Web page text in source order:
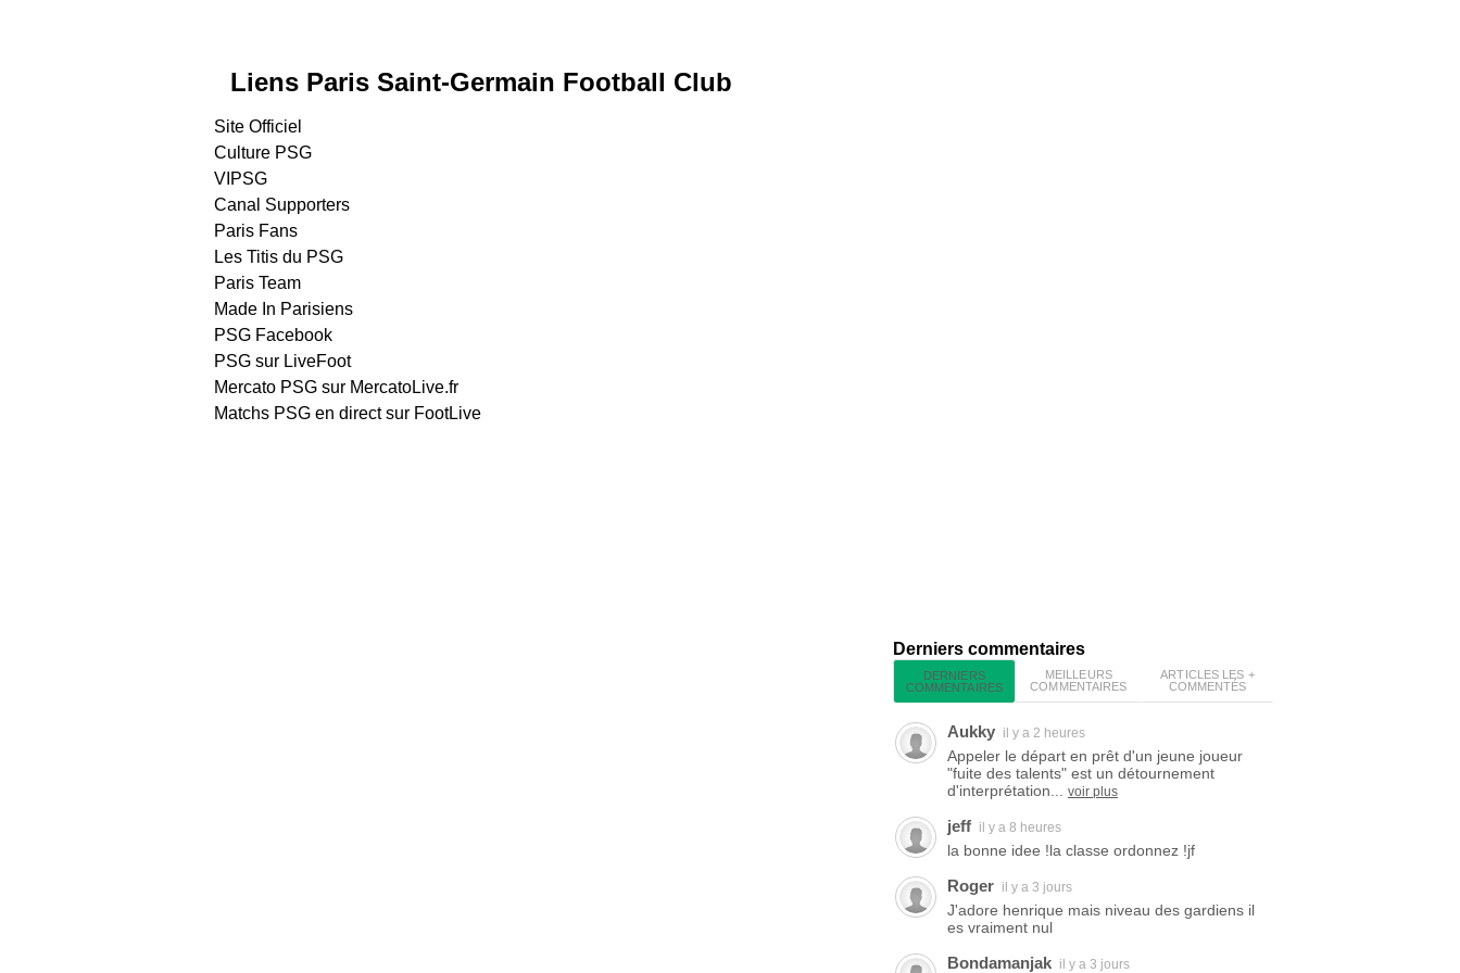
Liens Paris Saint-Germain Football Club
Site Officiel
Culture PSG
VIPSG
Canal Supporters
Paris Fans
Les Titis du PSG
Paris Team
Made In Parisiens
PSG Facebook
PSG sur LiveFoot
Mercato PSG sur MercatoLive.fr
Matchs PSG en direct sur FootLive
Derniers commentaires
DERNIERS
COMMENTAIRES
MEILLEURS
COMMENTAIRES
ARTICLES LES +
COMMENTÉS
Aukky il y a 2 heures
Appeler le départ en prêt d'un jeune joueur
"fuite des talents" est un détournement
d'interprétation...
voir plus
jeff il y a 8 heures
la bonne idee !la classe ordonnez !jf
Roger il y a 3 jours
J'adore henrique mais niveau des gardiens il
es vraiment nul
Bondamanjak il y a 3 jours